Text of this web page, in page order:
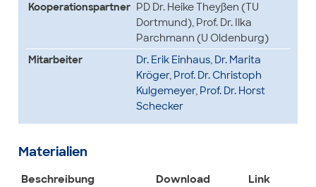
Kooperationspartner PD Dr. Heike Theyßen (TU
Dortmund), Prof. Dr. Ilka
Parchmann (U Oldenburg)
Mitarbeiter
Dr. Erik Einhaus, Dr. Marita
Kröger, Prof. Dr. Christoph
Kulgemeyer, Prof. Dr. Horst
Schecker
Materialien
Beschreibung Download
Link